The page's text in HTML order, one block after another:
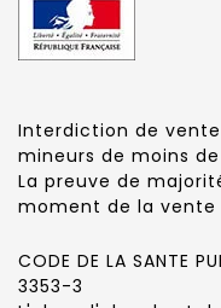
Interdiction de
mineurs de moins de
La preuve de
moment de la vente
CODE DE LA SANTE
3353-3